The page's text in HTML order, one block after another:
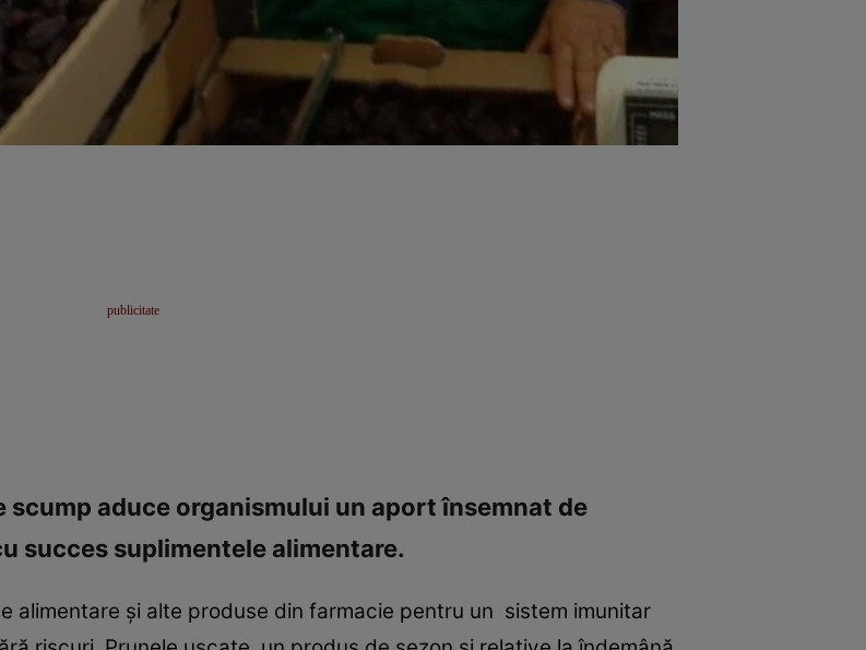
aduce organismului un aport însemnat de
succes suplimentele alimentare.
alimentare şi alte produse din farmacie pentru un sistem imunitar